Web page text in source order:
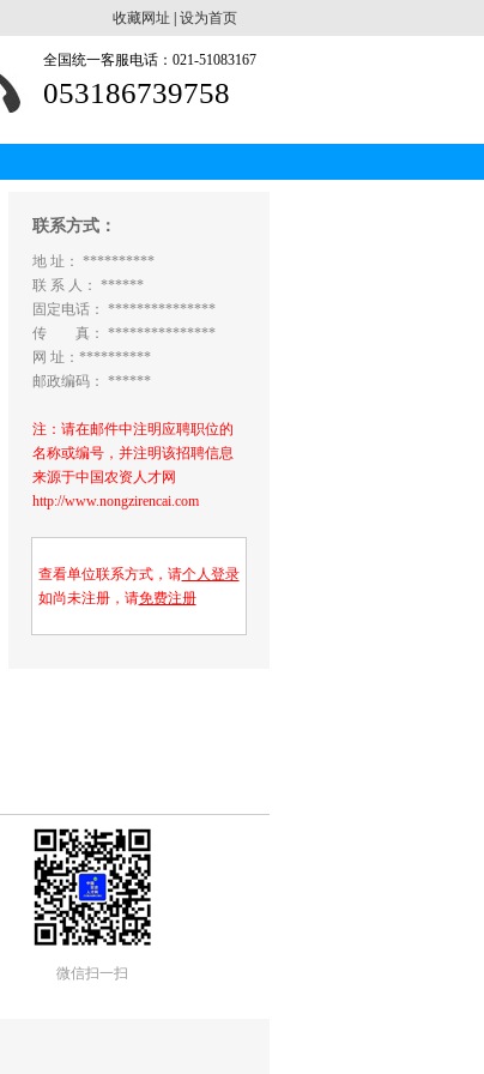
收藏网址 设为首页
全国统一客服电话：021-51083167
053186739758
联系方式：
地 址： **********
联 系 人： ******
固定电话： ***************
传 真： ***************
网 址：**********
邮政编码： ******
注：请在邮件中注明应聘职位的
名称或编号，并注明该招聘信息
来源于中国农资人才网
http://www.nongzirencai.com
查看单位联系方式，请个人登录
如尚未注册，请免费注册
微信扫一扫